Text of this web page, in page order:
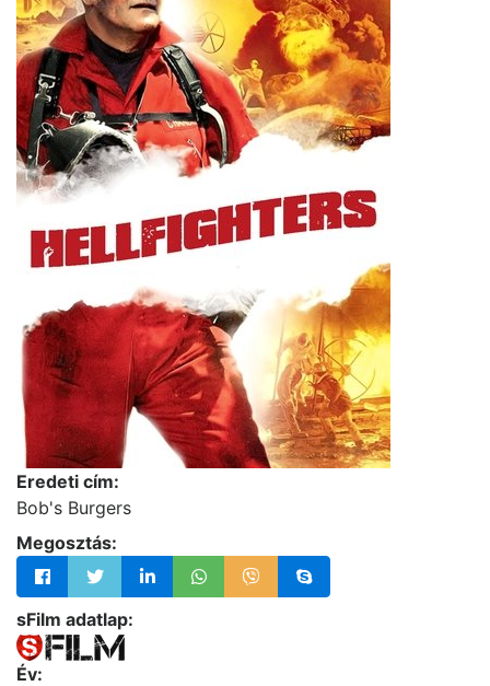
Eredeti cím:
Bob's Burgers
Megosztás:
sFilm adatlap:
Év: